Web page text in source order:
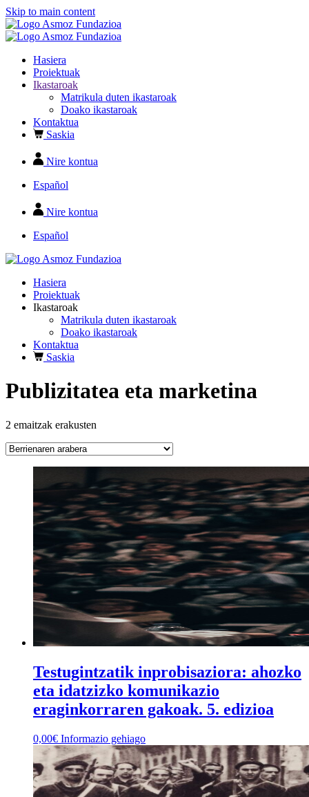
Skip to main content
Hasiera
Proiektuak
Ikastaroak
Matrikula duten ikastaroak
Doako ikastaroak
Kontaktua
Saskia
Nire kontua
Español
Nire kontua
Español
Hasiera
Proiektuak
Ikastaroak
Matrikula duten ikastaroak
Doako ikastaroak
Kontaktua
Saskia
Publizitatea eta marketina
2 emaitzak erakusten
Testugintzatik inprobisaziora: ahozko
eta idatzizko komunikazio
eraginkorraren gakoak. 5. edizioa
0,00€ Informazio gehiago